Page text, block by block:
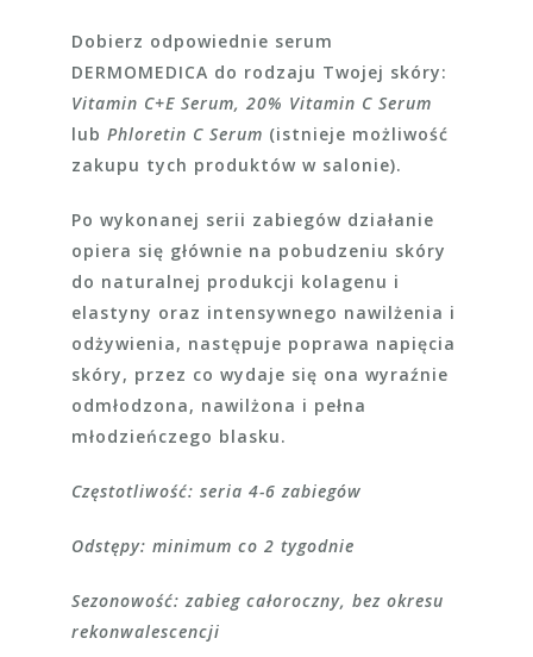
Dobierz odpowiednie serum
DERMOMEDICA do rodzaju Twojej skóry:
Vitamin C+E Serum, 20% Vitamin C Serum
lub Phloretin C Serum (istnieje możliwość
zakupu tych produktów w salonie).
Po wykonanej serii zabiegów działanie
opiera się głównie na pobudzeniu skóry
do naturalnej produkcji kolagenu i
elastyny oraz intensywnego nawilżenia i
odżywienia, następuje poprawa napięcia
skóry, przez co wydaje się ona wyraźnie
odmłodzona, nawilżona i pełna
młodzieńczego blasku.
Częstotliwość: seria 4-6 zabiegów
Odstępy: minimum co 2 tygodnie
Sezonowość: zabieg całoroczny, bez okresu
rekonwalescencji